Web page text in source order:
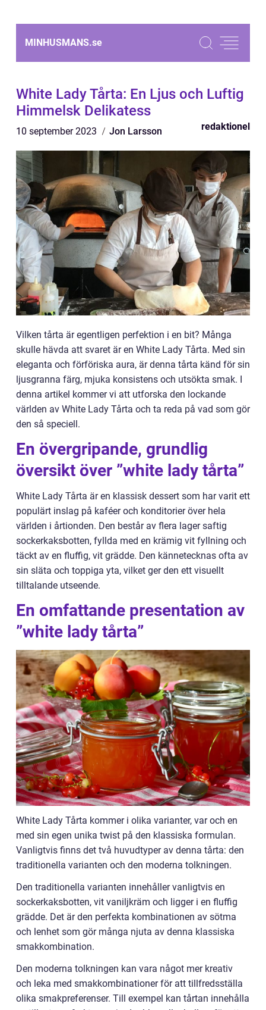
MINHUSMANS.se
White Lady Tårta: En Ljus och Luftig
Himmelsk Delikatess
10 september 2023 Jon Larsson redaktionel
Vilken tårta är egentligen perfektion i en bit? Många
skulle hävda att svaret är en White Lady Tårta. Med sin
eleganta och förföriska aura, är denna tårta känd för sin
ljusgranna färg, mjuka konsistens och utsökta smak. I
denna artikel kommer vi att utforska den lockande
världen av White Lady Tårta och ta reda på vad som gör
den så speciell.
En övergripande, grundlig
översikt över ”white lady tårta”
White Lady Tårta är en klassisk dessert som har varit ett
populärt inslag på kaféer och konditorier över hela
världen i årtionden. Den består av flera lager saftig
sockerkaksbotten, fyllda med en krämig vit fyllning och
täckt av en fluffig, vit grädde. Den kännetecknas ofta av
sin släta och toppiga yta, vilket ger den ett visuellt
tilltalande utseende.
En omfattande presentation av
”white lady tårta”
White Lady Tårta kommer i olika varianter, var och en
med sin egen unika twist på den klassiska formulan.
Vanligtvis finns det två huvudtyper av denna tårta: den
traditionella varianten och den moderna tolkningen.
Den traditionella varianten innehåller vanligtvis en
sockerkaksbotten, vit vaniljkräm och ligger i en fluffig
grädde. Det är den perfekta kombinationen av sötma
och lenhet som gör många njuta av denna klassiska
smakkombination.
Den moderna tolkningen kan vara något mer kreativ
och leka med smakkombinationer för att tillfredsställa
olika smakpreferenser. Till exempel kan tårtan innehålla